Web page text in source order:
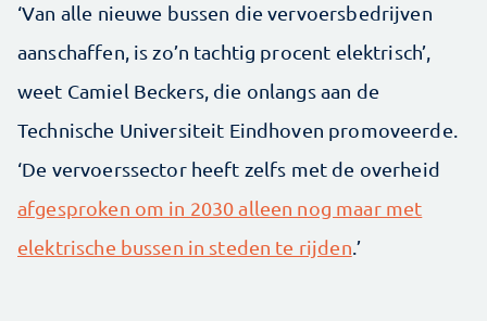
‘Van alle nieuwe bussen die vervoersbedrijven
aanschaffen, is zo’n tachtig procent elektrisch’,
weet Camiel Beckers, die onlangs aan de
Technische Universiteit Eindhoven promoveerde.
‘De vervoerssector heeft zelfs met de overheid
afgesproken om in 2030 alleen nog maar met
elektrische bussen in steden te rijden.’